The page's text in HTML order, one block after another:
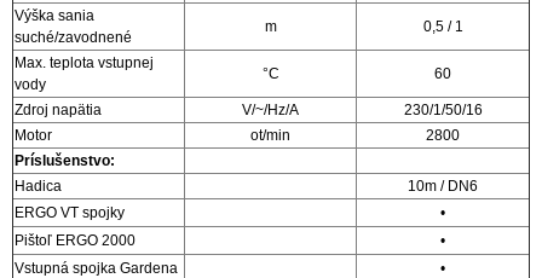
Výška sania
suché/zavodnené
m 0,5 / 1
Max. teplota vstupnej
vody
°C 60
Zdroj napätia V/~/Hz/A
230/1/50/16
Motor
ot/min
2800
Príslušenstvo:
Hadica
10m / DN6
ERGO VT spojky
•
Pištoľ ERGO 2000
•
Vstupná spojka Gardena
•